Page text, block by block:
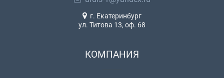
г. Екатеринбург
ул. Титова 13, оф. 68
КОМПАНИЯ